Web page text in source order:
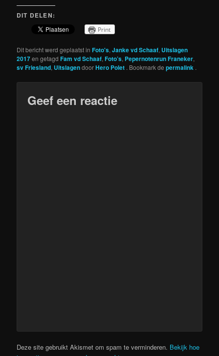
DIT DELEN:
Print
Dit bericht werd geplaatst inFoto's,Janke vd Schaaf, Uitslagen
2017en getagdFam vd Schaaf,Foto’s, Pepernotenrun Franeker,
sv Friesland, UitslagendoorHero Polet . Bookmark depermalink .
Geef een reactie
Deze site gebruikt Akismet om spam te verminderen. Bekijk hoe